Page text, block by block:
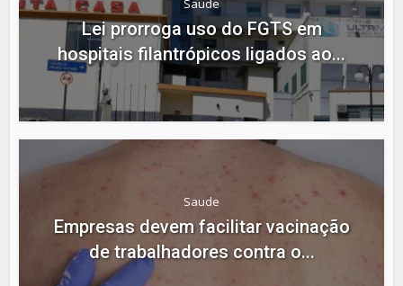
Saude
Lei prorroga uso do FGTS em
hospitais filantrópicos ligados ao...
Saude
Empresas devem facilitar vacinação
de trabalhadores contra o...